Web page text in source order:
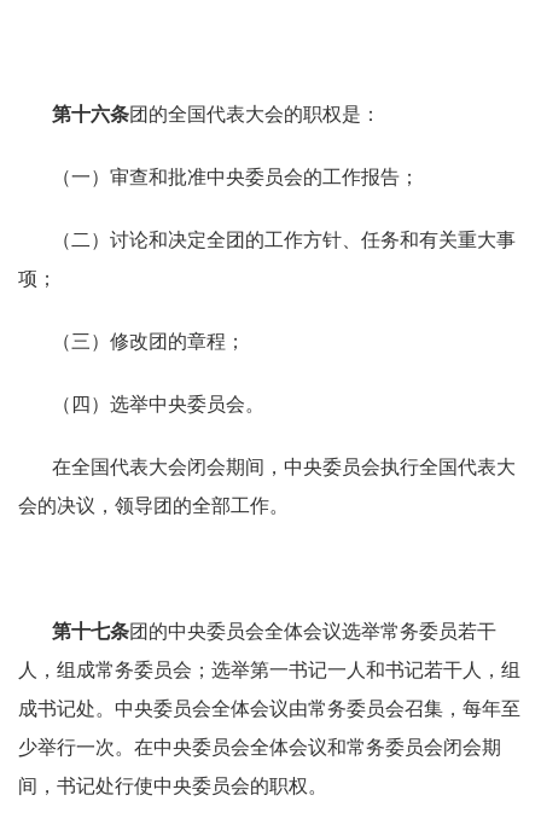
第十六条团的全国代表大会的职权是：
（一）审查和批准中央委员会的工作报告；
（二）讨论和决定全团的工作方针、任务和有关重大事
项；
（三）修改团的章程；
（四）选举中央委员会。
在全国代表大会闭会期间，中央委员会执行全国代表大
会的决议，领导团的全部工作。
第十七条团的中央委员会全体会议选举常务委员若干
人，组成常务委员会；选举第一书记一人和书记若干人，组
成书记处。中央委员会全体会议由常务委员会召集，每年至
少举行一次。在中央委员会全体会议和常务委员会闭会期
间，书记处行使中央委员会的职权。